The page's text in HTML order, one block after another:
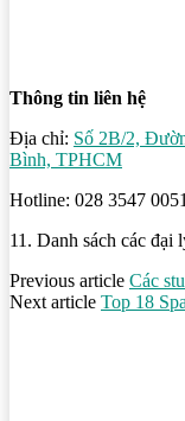
Thông tin liên hệ
Địa chỉ: Số 2B/2,
Bình, TPHCM
Hotline: 028 3547 0051
11. Danh sách các đại
Previous article Các
Next article Top 18